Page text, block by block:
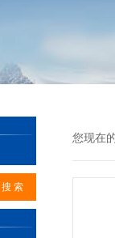
您现在